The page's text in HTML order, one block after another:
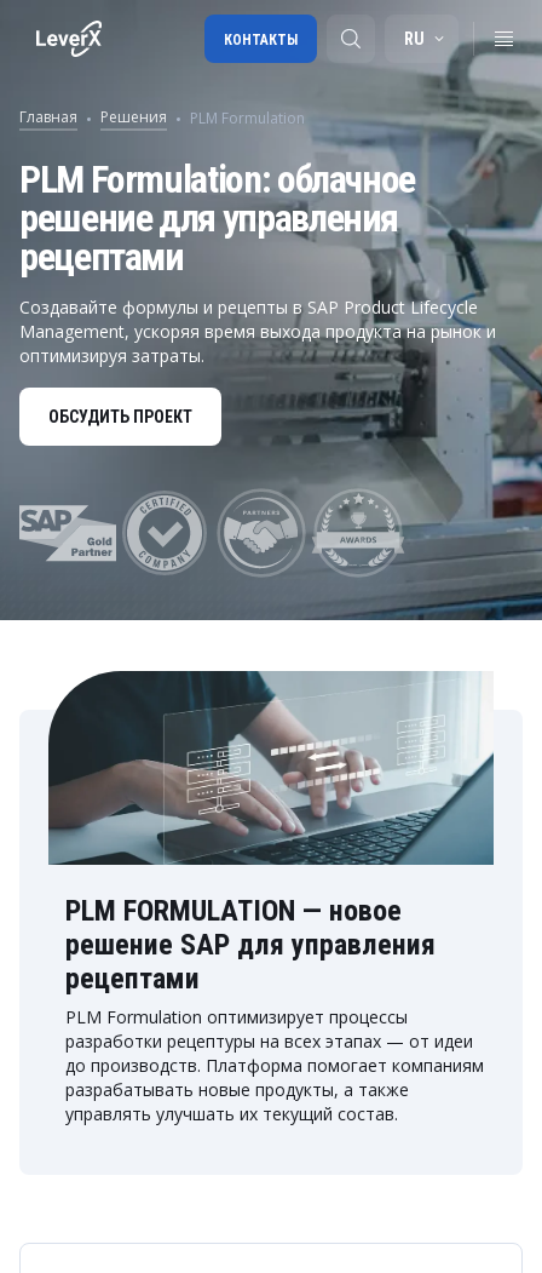
Внедрение SAP
Лицензии SAP
SAP BTP
SAP Transportation Management
SAP SuccessFactors
RU
КОНТАКТЫ
Главная Решения PLM Formulation
PLM Formulation: облачное
решение для управления
рецептами
Создавайте формулы и рецепты в SAP Product Lifecycle
Management, ускоряя время выхода продукта на рынок и
оптимизируя затраты.
ОБСУДИТЬ ПРОЕКТ
PLM FORMULATION — новое
решение SAP для управления
рецептами
PLM Formulation оптимизирует процессы
разработки рецептуры на всех этапах — от идеи
до производств. Платформа помогает компаниям
разрабатывать новые продукты, а также
управлять улучшать их текущий состав.